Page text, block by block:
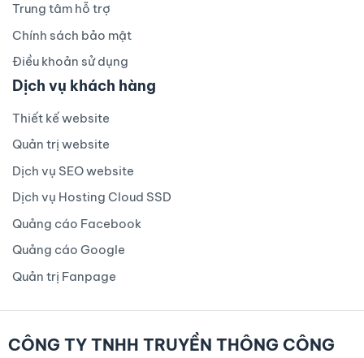
Trung tâm hỗ trợ
Chính sách bảo mật
Điều khoản sử dụng
Dịch vụ khách hàng
Thiết kế website
Quản trị website
Dịch vụ SEO website
Dịch vụ Hosting Cloud SSD
Quảng cáo Facebook
Quảng cáo Google
Quản trị Fanpage
CÔNG TY TNHH TRUYỀN THÔNG CÔNG